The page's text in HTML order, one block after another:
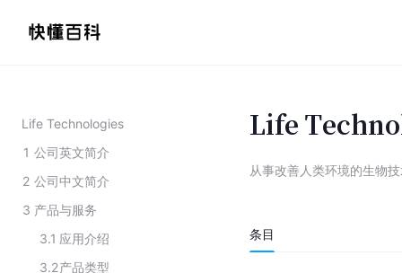
Life Technologies
1 公司英文简介
2 公司中文简介
3 产品与服务
3.1 应用介绍
3.2产品类型
Life
从事改善人类环境的生物
条目